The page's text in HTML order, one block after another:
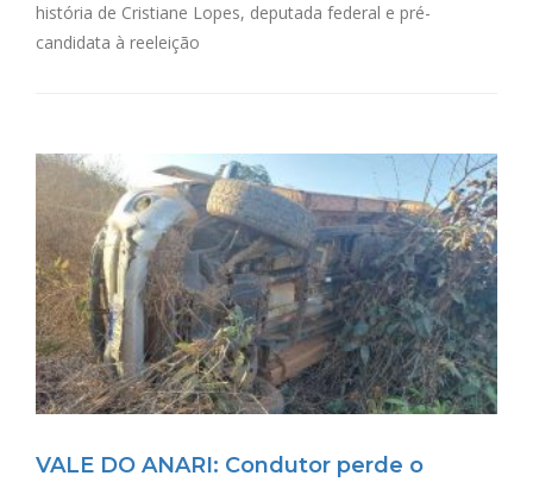
história de Cristiane Lopes, deputada federal e pré-
candidata à reeleição
VALE DO ANARI: Condutor perde o